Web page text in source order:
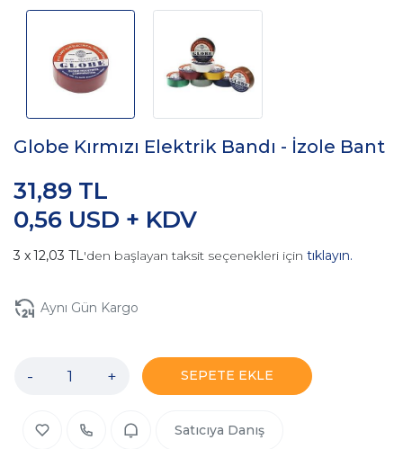
Globe Kırmızı Elektrik Bandı - İzole Bant
0,56 USD + KDV
31,89 TL
12,03 TL'den başlayan taksit seçenekleri için tıklayın.
Aynı Gün Kargo
- + SEPETE EKLE
Satıcıya Danış